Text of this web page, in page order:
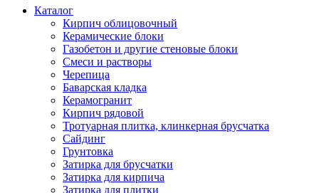
Каталог
Кирпич облицовочный
Керамические блоки
Газобетон и другие стеновые блоки
Смеси и растворы
Черепица
Баварская кладка
Керамогранит
Кирпич рядовой
Тротуарная плитка, клинкерная брусчатка
Сайдинг
Грунтовка
Затирка для брусчатки
Затирка для кирпича
Затирка для плитки